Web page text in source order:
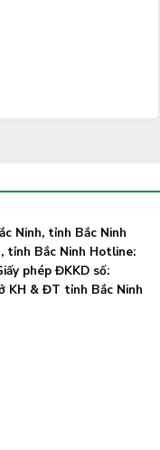
Ninh, tỉnh Bắc Ninh
tỉnh Bắc Ninh Hotline:
phép ĐKKD số:
KH & ĐT tỉnh Bắc Ninh